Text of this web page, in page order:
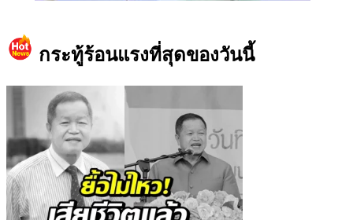
กระทู้ร้อนแรงที่สุดของวันนี้